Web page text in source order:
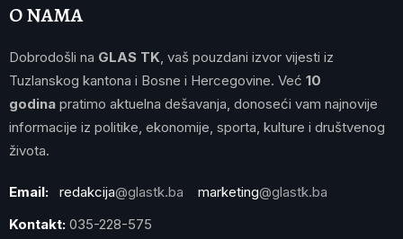
O NAMA
Dobrodošli na GLAS TK , vaš pouzdani izvor vijesti iz
Tuzlanskog kantona i Bosne i Hercegovine. Već 10
godina pratimo aktuelna dešavanja, donoseći vam najnovije
informacije iz politike, ekonomije, sporta, kulture i društvenog
života.
Email: redakcija@glastk.ba marketing@glastk.ba
Kontakt: 035-228-575